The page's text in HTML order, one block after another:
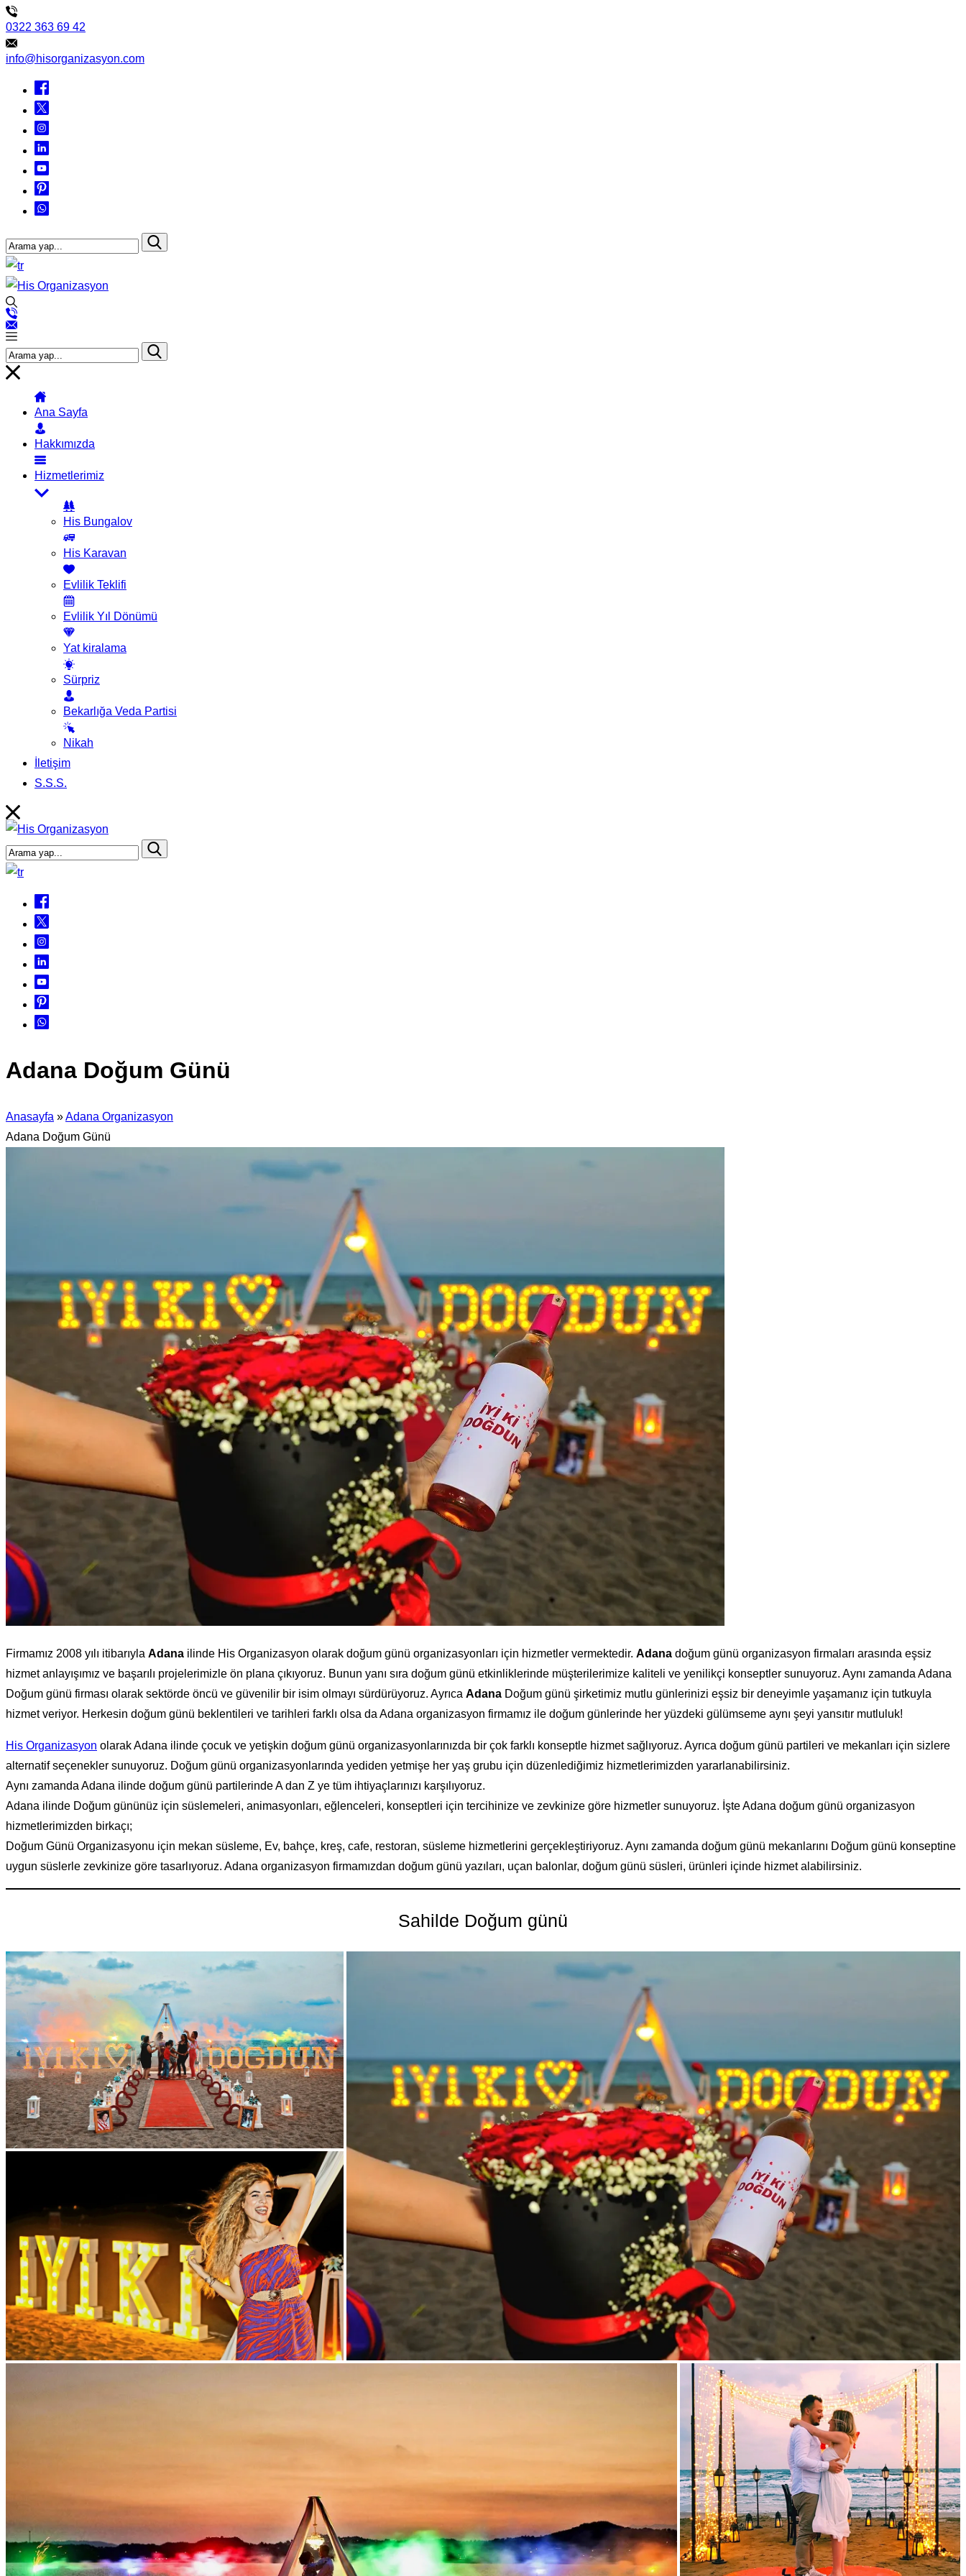
0322 363 69 42
info@hisorganizasyon.com
Ana Sayfa
Hakkımızda
Hizmetlerimiz
His Bungalov
His Karavan
Evlilik Teklifi
Evlilik Yıl Dönümü
Yat kiralama
Sürpriz
Bekarlığa Veda Partisi
Nikah
İletişim
S.S.S.
Adana Doğum Günü
Anasayfa »Adana Organizasyon
Adana Doğum Günü
Firmamız 2008 yılı itibarıyla Adana ilinde His Organizasyon olarak doğum günü organizasyonları için hizmetler vermektedir. Adana doğum günü organizasyon firmaları arasında eşsiz
hizmet anlayışımız ve başarılı projelerimizle ön plana çıkıyoruz. Bunun yanı sıra doğum günü etkinliklerinde müşterilerimize kaliteli ve yenilikçi konseptler sunuyoruz. Aynı zamanda Adana
Doğum günü firması olarak sektörde öncü ve güvenilir bir isim olmayı sürdürüyoruz. Ayrıca Adana Doğum günü şirketimiz mutlu günlerinizi eşsiz bir deneyimle yaşamanız için tutkuyla
hizmet veriyor. Herkesin doğum günü beklentileri ve tarihleri farklı olsa da Adana organizasyon firmamız ile doğum günlerinde her yüzdeki gülümseme aynı şeyi yansıtır mutluluk!
His Organizasyon olarak Adana ilinde çocuk ve yetişkin doğum günü organizasyonlarınızda bir çok farklı konseptle hizmet sağlıyoruz. Ayrıca doğum günü partileri ve mekanları için sizlere
alternatif seçenekler sunuyoruz. Doğum günü organizasyonlarında yediden yetmişe her yaş grubu için düzenlediğimiz hizmetlerimizden yararlanabilirsiniz.
Aynı zamanda Adana ilinde doğum günü partilerinde A dan Z ye tüm ihtiyaçlarınızı karşılıyoruz.
Adana ilinde Doğum gününüz için süslemeleri, animasyonları, eğlenceleri, konseptleri için tercihinize ve zevkinize göre hizmetler sunuyoruz. İşte Adana doğum günü organizasyon
hizmetlerimizden birkaçı;
Doğum Günü Organizasyonu için mekan süsleme, Ev, bahçe, kreş, cafe, restoran, süsleme hizmetlerini gerçekleştiriyoruz. Aynı zamanda doğum günü mekanlarını Doğum günü konseptine
uygun süslerle zevkinize göre tasarlıyoruz. Adana organizasyon firmamızdan doğum günü yazıları, uçan balonlar, doğum günü süsleri, ürünleri içinde hizmet alabilirsiniz.
Sahilde Doğum günü